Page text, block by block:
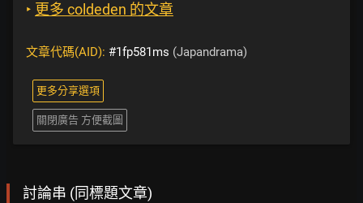
‣ 更多 coldeden 的文章
文章代碼(AID): #1fp581ms (Japandrama)
更多分享選項
關閉廣告 方便截圖
討論串 (同標題文章)